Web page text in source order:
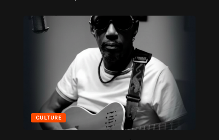
Sissy – Confidences de Stars
CULTURE